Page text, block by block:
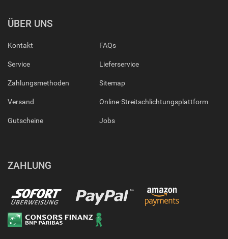
ÜBER UNS
Kontakt
Service
Zahlungsmethoden
Versand
Gutscheine
FAQs
Lieferservice
Sitemap
Online-Streitschlichtungsplattform
Jobs
ZAHLUNG